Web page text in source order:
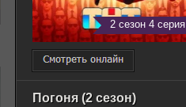
2 сезон 4 серия
Погоня (2 сезон)